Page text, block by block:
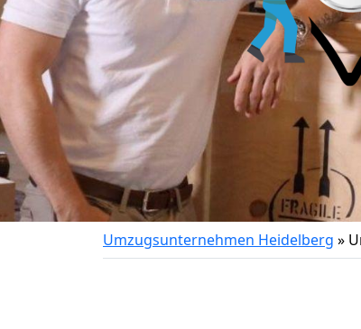
Umzugsunternehmen Heidelberg »